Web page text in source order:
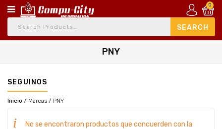
0
PNY
SEGUINOS
Inicio / Marcas / PNY
No se encontraron productos que concuerden con la